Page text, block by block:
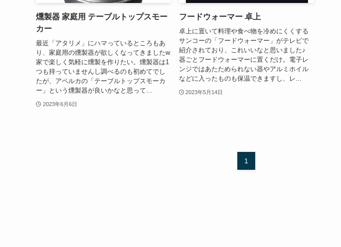
燻製器 家庭用 テーブルトップスモー
カー
最近「アタリメ」にハマっているところもあ
り、家庭用の燻製器が欲しくなってきましたw
家で楽しく気軽に燻製を作りたい。燻製器は1
つも持っていませんし調べるのも初めてでし
たが、アペルカの「テーブルトップスモーカ
ー」という燻製器が良いかなと思って...
2023年6月6日
フードウォーマー 卓上
卓上に置いて料理や食べ物を冷めにくくする
サンコーの「フードウォーマー」がテレビで
紹介されており、これいいなと思いました♪
器ごとフードウォーマーに置くだけ。電子レ
ンジではあたためられない器やアルミホイル
などに入ったものも保温できますし、レ...
2023年5月14日
1